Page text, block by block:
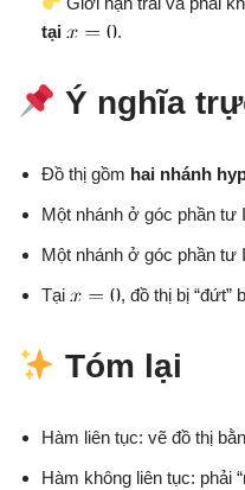
tại
.
Ý nghĩa
Đồ thị gồm hai nhánh
Một nhánh ở góc phần
Một nhánh ở góc phần tư
Tại
, đồ thị bị “đứt”
Tóm lại
Hàm liên tục: vẽ đồ thị
Hàm không liên tục: phải